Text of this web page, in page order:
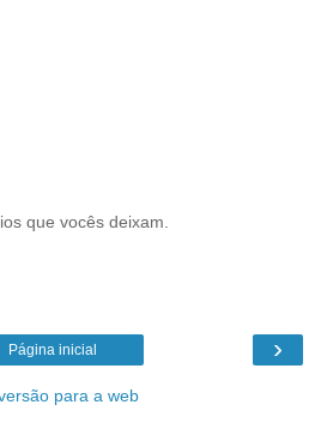
que vocês deixam.
›
Página inicial
para a web